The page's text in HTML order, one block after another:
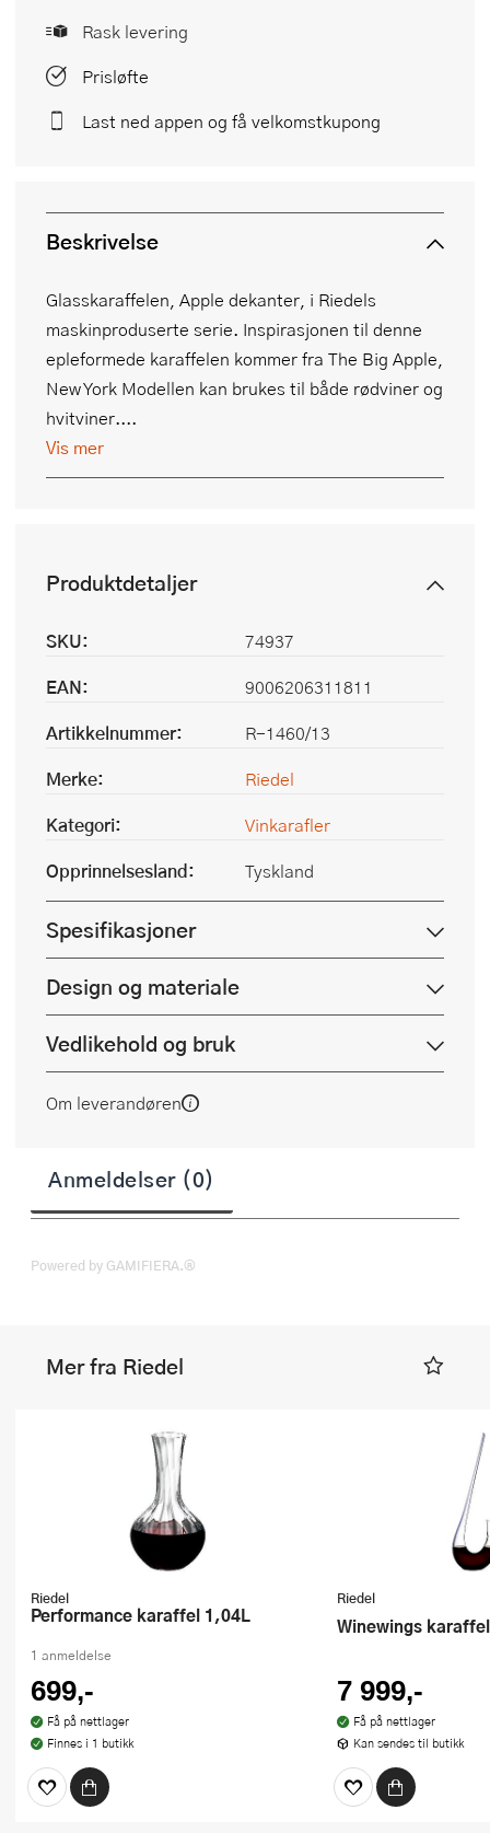
Beskrivelse
Glasskaraffelen, Apple dekanter, i Riedels
maskinproduserte serie. Inspirasjonen til denne
epleformede karaffelen kommer fra The Big Apple,
New York Modellen kan brukes til både rødviner og
hvitviner....
Vis mer
Rask levering
Prisløfte
Last ned appen og få velkomstkupong
Produktdetaljer
SKU:
74937
EAN:
9006206311811
Artikkelnummer:
R-1460/13
Merke:
Riedel
Kategori:
Vinkarafler
Opprinnelsesland:
Tyskland
Spesifikasjoner
Design og materiale
Vedlikehold og bruk
Om leverandøren
Anmeldelser (0)
Powered by GAMIFIERA.®
Mer fra Riedel
Riedel
Performance karaffel 1,04L
1 anmeldelse
699,-
Få på nettlager
Finnes i 1 butikk
Riedel
Winewings
7 999,-
Få på nettlager
Kan sendes til butikk